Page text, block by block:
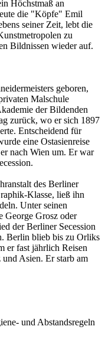
Höchstmaß an
die "Köpfe" Emil
seiner Zeit, lebt die
zu
Bildnissen wieder auf.
geboren,
Malschule
der Bildenden
zurück, wo er sich 1897
Entscheidend für
eine Ostasienreise
nach Wien um. Er war
des Berliner
Klasse, ließ ihn
Unter seinen
George Grosz oder
der Berliner Secession
Berlin blieb bis zu Orliks
er fast jährlich Reisen
Asien. Er starb am
und Abstandsregeln